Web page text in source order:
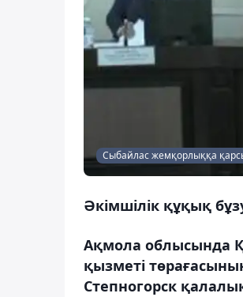
Сыбайлас жемқорлыққа
Әкімшілік құқық
Ақмола облысында
қызметі
Степногорск